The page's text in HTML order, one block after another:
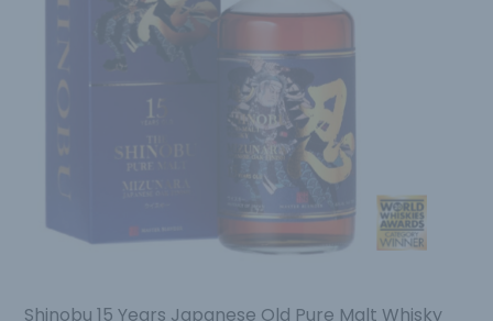
Shinobu 15 Years Japanese Old Pure Malt Whisky